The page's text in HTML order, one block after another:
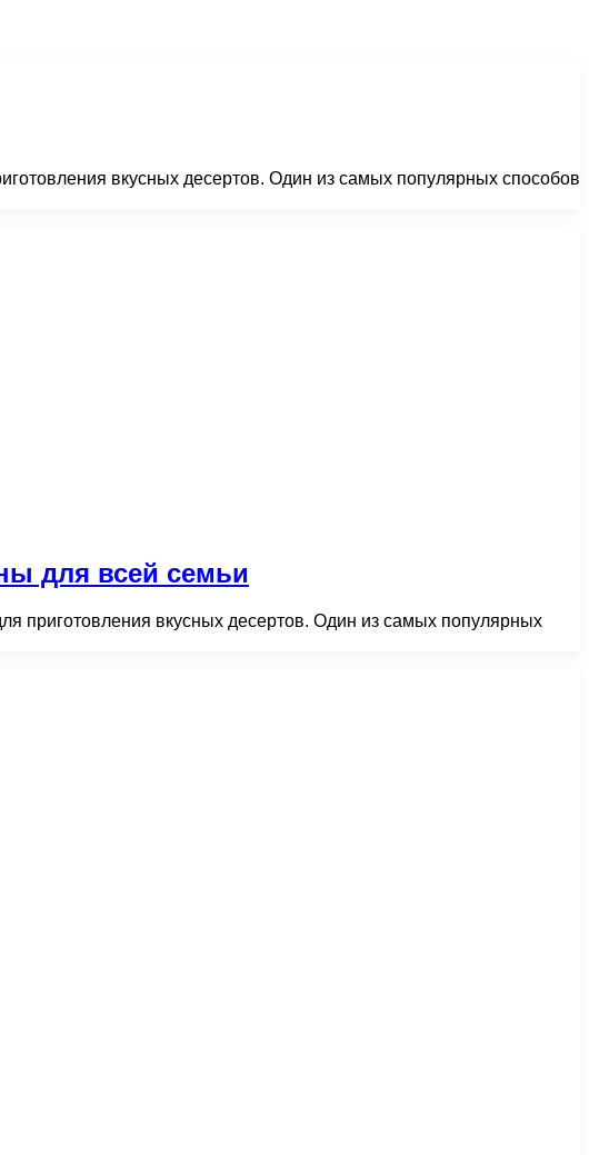
вкусных десертов. Один из самых популярных способов
для всей семьи
приготовления вкусных десертов. Один из самых популярных